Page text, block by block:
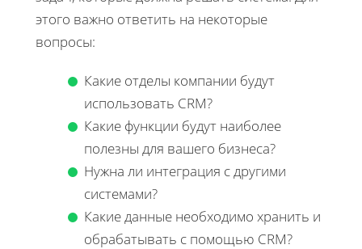
этого важно ответить на некоторые
вопросы:
Какие отделы компании будут
использовать CRM?
Какие функции будут наиболее
полезны для вашего бизнеса?
Нужна ли интеграция с другими
системами?
Какие данные необходимо хранить и
обрабатывать с помощью CRM?